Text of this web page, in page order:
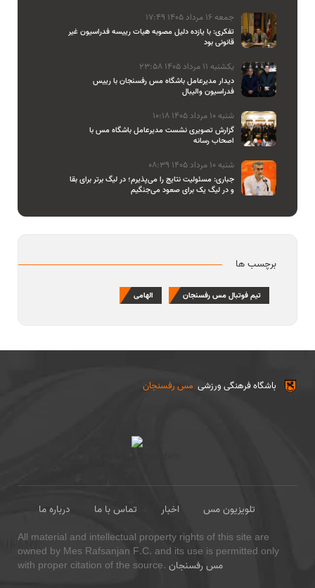
جمعه 16 مرداد 1405 17:49
تفکری: با یازده دلیل مصوبه هیات رییسه فدراسیون غیر
قانونی بود
یکشنبه 11 مرداد 1405 23:58
دیدار مدیرعامل باشگاه مس رفسنجان با رییس
فدراسیون والیبال
شنبه 10 مرداد 1405 10:18
گزارش تصویری نشست مدیرعامل باشگاه مس با
اصحاب رسانه
شنبه 10 مرداد 1405 08:39
جباری: مسئولیت نتایج را می‌پذیرم؛ در لیگ برتر برای بقا
و در لیگ یک برای صعود می‌جنگیم
برچسب ها
تیم فوتبال مس رفسنجان الهامی
مس رفسنجان باشگاه فرهنگی ورزشی
درباره ما تماس با ما اخبار
تلویزیون مس
All material and intellectual property rights of this site are
owned by Mes Rafsanjan F.C. and its use is permitted only
with proper citation of the source. مس رفسنجان